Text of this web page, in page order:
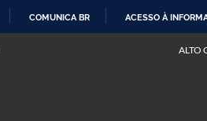
COMUNICA BR ACESSO À
ALTO